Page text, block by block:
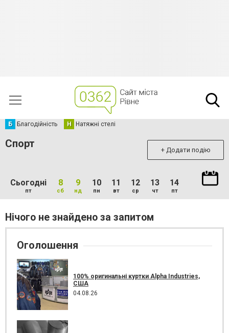
Б Благодійність Н Натяжні стелі
Спорт + Додати подію
Сьогодні
пт
8
сб
9
нд
10
пн
11
вт
12
ср
13
чт
14
пт
Нічого не знайдено за запитом
Оголошення
100% оригинальні куртки Alpha Industries,
США
04.08.26